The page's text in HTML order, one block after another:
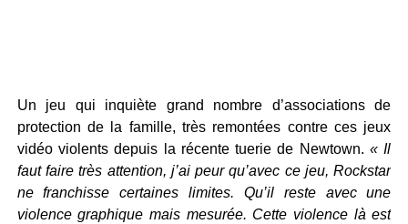
Un jeu qui inquiète grand nombre d’associations de
protection de la famille, très remontées contre ces jeux
vidéo violents depuis la récente tuerie de Newtown.« Il
faut faire très attention, j’ai peur qu’avec ce jeu, Rockstar
ne franchisse certaines limites. Qu’il reste avec une
violence graphique mais mesurée. Cette violence là est